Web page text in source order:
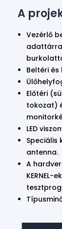
A
Vezérlő
Beltéri és
Előtéri
tokozat)
LED
Speciális
antenna.
A